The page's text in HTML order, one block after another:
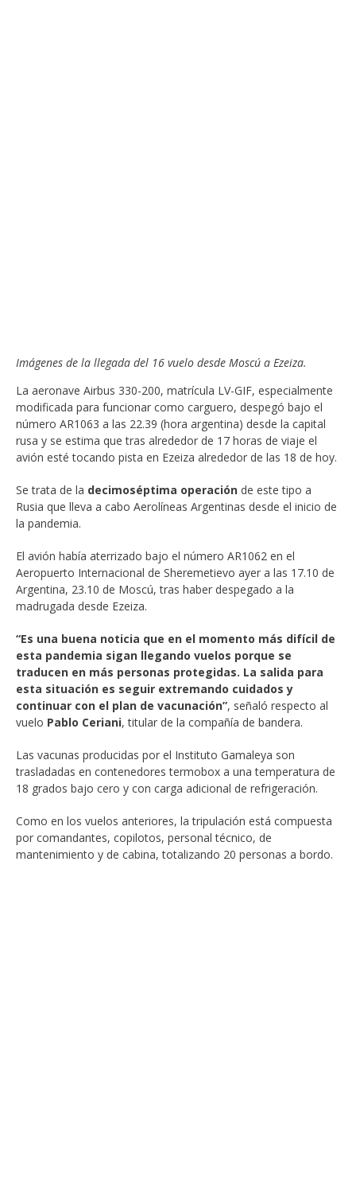
Imágenes de la llegada del 16 vuelo desde Moscú a Ezeiza.
La aeronave Airbus 330-200, matrícula LV-GIF, especialmente
modificada para funcionar como carguero, despegó bajo el
número AR1063 a las 22.39 (hora argentina) desde la capital
rusa y se estima que tras alrededor de 17 horas de viaje el
avión esté tocando pista en Ezeiza alrededor de las 18 de hoy.
Se trata de la decimoséptima operación de este tipo a
Rusia que lleva a cabo Aerolíneas Argentinas desde el inicio de
la pandemia.
El avión había aterrizado bajo el número AR1062 en el
Aeropuerto Internacional de Sheremetievo ayer a las 17.10 de
Argentina, 23.10 de Moscú, tras haber despegado a la
madrugada desde Ezeiza.
“Es una buena noticia que en el momento más difícil de
esta pandemia sigan llegando vuelos porque se
traducen en más personas protegidas. La salida para
esta situación es seguir extremando cuidados y
continuar con el plan de vacunación”, señaló respecto al
vuelo Pablo Ceriani, titular de la compañía de bandera.
Las vacunas producidas por el Instituto Gamaleya son
trasladadas en contenedores termobox a una temperatura de
18 grados bajo cero y con carga adicional de refrigeración.
Como en los vuelos anteriores, la tripulación está compuesta
por comandantes, copilotos, personal técnico, de
mantenimiento y de cabina, totalizando 20 personas a bordo.